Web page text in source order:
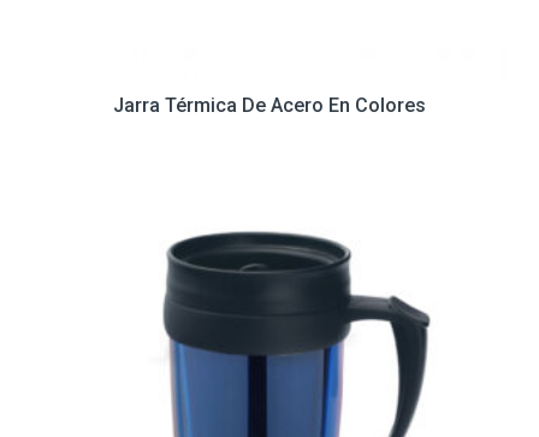
Jarra Térmica De Acero En Colores